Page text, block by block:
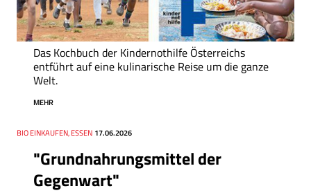
Das Kochbuch der Kindernothilfe Österreichs
entführt auf eine kulinarische Reise um die ganze
Welt.
MEHR
"Grundnahrungsmittel der
Gegenwart"
Thema
BIO EINKAUFEN, ESSEN
Datum 17.06.2026